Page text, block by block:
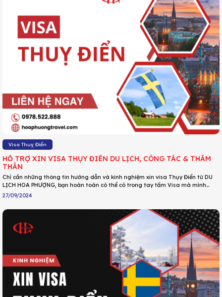
Visa Thuỵ Điển
HỖ TRỢ XIN VISA THỤY ĐIỂN DU LỊCH, CÔNG TÁC & THĂM
THÂN
Chỉ cần những thông tin hướng dẫn và kinh nghiệm xin visa Thụy Điển từ DU
LỊCH HOA PHƯỢNG, bạn hoàn toàn có thể có trong tay tấm Visa mà mình
mong muốn.
27/09/2024